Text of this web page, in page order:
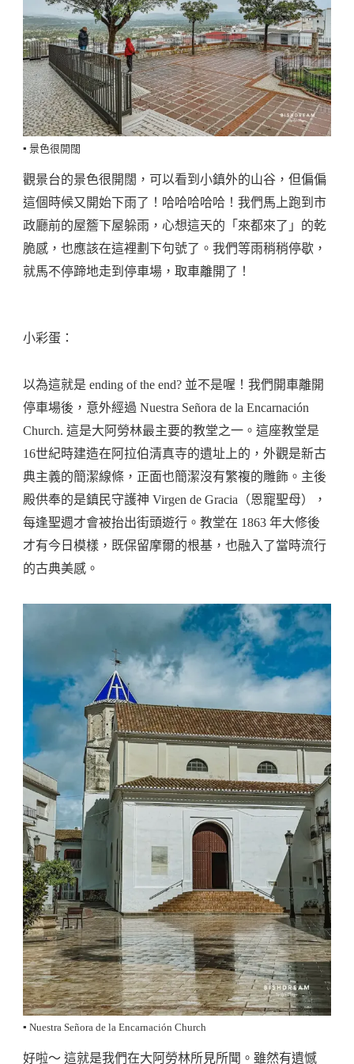
▪️ 景色很開闊
觀景台的景色很開闊，可以看到小鎮外的山谷，但偏偏
這個時候又開始下雨了！哈哈哈哈哈！我們馬上跑到市
政廳前的屋簷下屋躲雨，心想這天的「來都來了」的乾
脆感，也應該在這裡劃下句號了。我們等雨稍稍停歇，
就馬不停蹄地走到停車場，取車離開了！
小彩蛋：
以為這就是 ending of the end? 並不是喔！我們開車離開
停車場後，意外經過 Nuestra Señora de la Encarnación
Church. 這是大阿勞林最主要的教堂之一。這座教堂是
16世紀時建造在阿拉伯清真寺的遺址上的，外觀是新古
典主義的簡潔線條，正面也簡潔沒有繁複的雕飾。主後
殿供奉的是鎮民守護神 Virgen de Gracia（恩寵聖母），
每逢聖週才會被抬出街頭遊行。教堂在 1863 年大修後
才有今日模樣，既保留摩爾的根基，也融入了當時流行
的古典美感。
▪️ Nuestra Señora de la Encarnación Church
好啦～ 這就是我們在大阿勞林所見所聞。雖然有遺憾